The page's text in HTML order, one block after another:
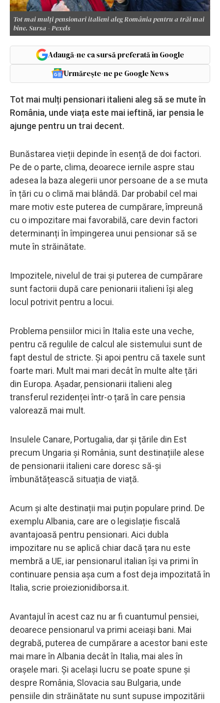
Tot mai mulți pensionari italieni aleg România pentru a trăi mai
bine. Sursa - Pexels
Adaugă-ne ca sursă preferată în Google
Urmărește-ne pe Google News
Tot mai mulți pensionari italieni aleg să se mute în
România, unde viața este mai ieftină, iar pensia le
ajunge pentru un trai decent.
Bunăstarea vieții depinde în esență de doi factori.
Pe de o parte, clima, deoarece iernile aspre stau
adesea la baza alegerii unor persoane de a se muta
în țări cu o climă mai blândă. Dar probabil cel mai
mare motiv este puterea de cumpărare, împreună
cu o impozitare mai favorabilă, care devin factori
determinanți în împingerea unui pensionar să se
mute în străinătate.
Impozitele, nivelul de trai și puterea de cumpărare
sunt factorii după care penionarii italieni își aleg
locul potrivit pentru a locui.
Problema pensiilor mici în Italia este una veche,
pentru că regulile de calcul ale sistemului sunt de
fapt destul de stricte. Și apoi pentru că taxele sunt
foarte mari. Mult mai mari decât în ​​multe alte țări
din Europa. Așadar, pensionarii italieni aleg
transferul rezidenței într-o țară în care pensia
valorează mai mult.
Insulele Canare, Portugalia, dar și țările din Est
precum Ungaria și România, sunt destinațiile alese
de pensionarii italieni care doresc să-și
îmbunătățească situația de viață.
Acum și alte destinații mai puțin populare prind. De
exemplu Albania, care are o legislație fiscală
avantajoasă pentru pensionari. Aici dubla
impozitare nu se aplică chiar dacă țara nu este
membră a UE, iar pensionarul italian își va primi în
continuare pensia așa cum a fost deja impozitată în
Italia, scrie proiezionidiborsa.it.
Avantajul în acest caz nu ar fi cuantumul pensiei,
deoarece pensionarul va primi aceiași bani. Mai
degrabă, puterea de cumpărare a acestor bani este
mai mare în Albania decât în ​​Italia, mai ales în
orașele mari. Și același lucru se poate spune și
despre România, Slovacia sau Bulgaria, unde
pensiile din străinătate nu sunt supuse impozitării